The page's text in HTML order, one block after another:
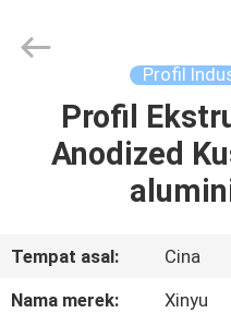
RUMAH
TAMPILAN
VR
Rights
Profil
Profil
Anodized
Tempat asal:
Cina
Nama merek:
Xinyu